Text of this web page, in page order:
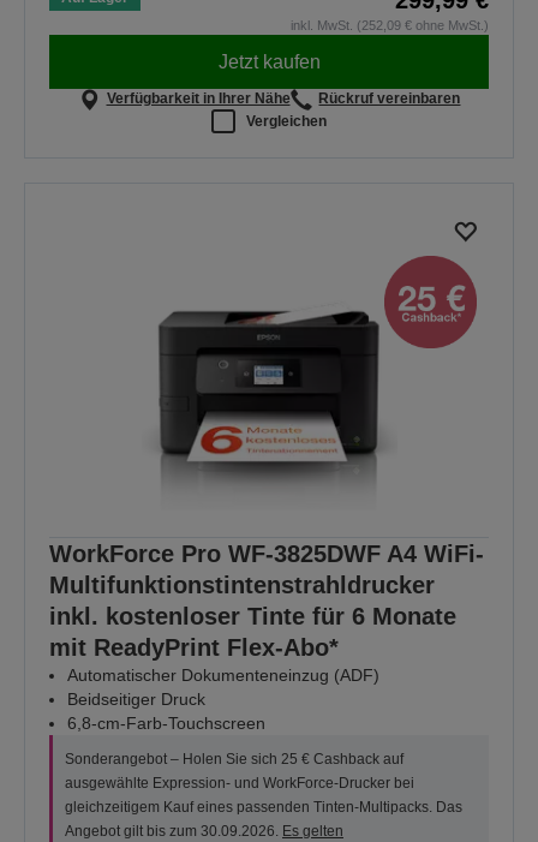
inkl. MwSt. (252,09 € ohne MwSt.)
Jetzt kaufen
Verfügbarkeit in Ihrer Nähe
Rückruf vereinbaren
Vergleichen
WorkForce Pro WF-3825DWF A4 WiFi-
Multifunktionstintenstrahldrucker
inkl. kostenloser Tinte für 6 Monate
mit ReadyPrint Flex-Abo*
Automatischer Dokumenteneinzug (ADF)
Beidseitiger Druck
6,8-cm-Farb-Touchscreen
Sonderangebot – Holen Sie sich 25 € Cashback auf
ausgewählte Expression- und WorkForce-Drucker bei
gleichzeitigem Kauf eines passenden Tinten-Multipacks. Das
Angebot gilt bis zum 30.09.2026. Es gelten